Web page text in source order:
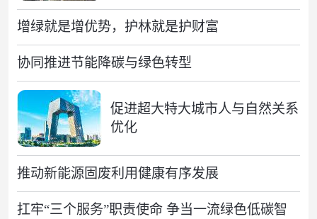
交流会在乌海成功举办
增绿就是增优势，护林就是护财富
协同推进节能降碳与绿色转型
促进超大特大城市人与自然关系
优化
推动新能源固废利用健康有序发展
扛牢“三个服务”职责使命 争当一流绿色低碳智